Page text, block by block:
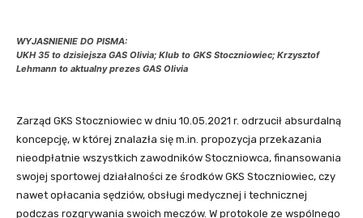
WYJASNIENIE DO PISMA:
UKH 35 to dzisiejsza GAS Olivia; Klub to GKS Stoczniowiec; Krzysztof
Lehmann to aktualny prezes GAS Olivia
Zarząd GKS Stoczniowiec w dniu 10.05.2021 r. odrzucił absurdalną
koncepcję, w której znalazła się m.in. propozycja przekazania
nieodpłatnie wszystkich zawodników Stoczniowca, finansowania
swojej sportowej działalności ze środków GKS Stoczniowiec, czy
nawet opłacania sędziów, obsługi medycznej i technicznej
podczas rozgrywania swoich meczów. W protokole ze wspólnego